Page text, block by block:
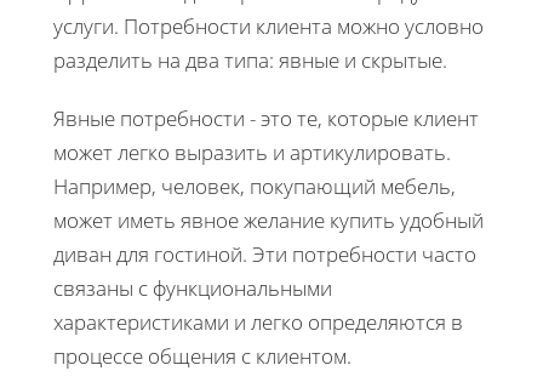
услуги. Потребности клиента можно условно
разделить на два типа: явные и скрытые.
Явные потребности - это те, которые клиент
может легко выразить и артикулировать.
Например, человек, покупающий мебель,
может иметь явное желание купить удобный
диван для гостиной. Эти потребности часто
связаны с функциональными
характеристиками и легко определяются в
процессе общения с клиентом.